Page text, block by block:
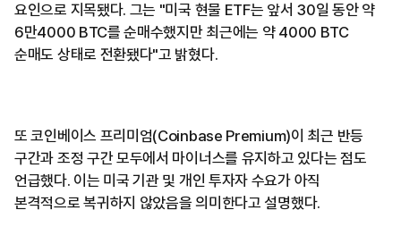
요인으로 지목됐다. 그는 "미국 현물 ETF는 앞서 30일 동안 약
6만4000 BTC를 순매수했지만 최근에는 약 4000 BTC
순매도 상태로 전환됐다"고 밝혔다.
또 코인베이스 프리미엄(Coinbase Premium)이 최근 반등
구간과 조정 구간 모두에서 마이너스를 유지하고 있다는 점도
언급했다. 이는 미국 기관 및 개인 투자자 수요가 아직
본격적으로 복귀하지 않았음을 의미한다고 설명했다.